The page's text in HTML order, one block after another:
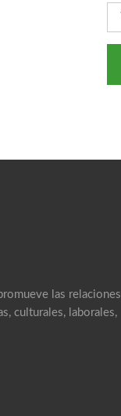
las relaciones
culturales, laborales,